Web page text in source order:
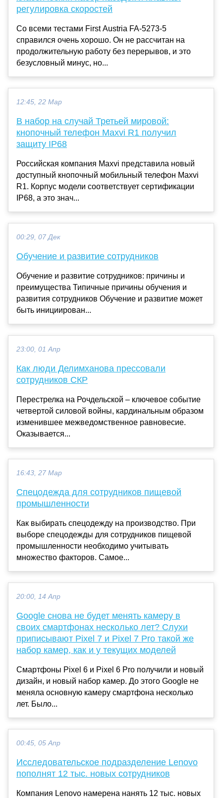
регулировка скоростей
Со всеми тестами First Austria FA-5273-5
справился очень хорошо. Он не рассчитан на
продолжительную работу без перерывов, и это
безусловный минус, но...
12:45, 22 Мар
В набор на случай Третьей мировой:
кнопочный телефон Maxvi R1 получил
защиту IP68
Российская компания Maxvi представила новый
доступный кнопочный мобильный телефон Maxvi
R1. Корпус модели соответствует сертификации
IP68, а это знач...
00:29, 07 Дек
Обучение и развитие сотрудников
Обучение и развитие сотрудников: причины и
преимущества Типичные причины обучения и
развития сотрудников Обучение и развитие может
быть инициирован...
23:00, 01 Апр
Как люди Делимханова прессовали
сотрудников СКР
Перестрелка на Рочдельской – ключевое событие
четвертой силовой войны, кардинальным образом
изменившее межведомственное равновесие.
Оказывается...
16:43, 27 Мар
Спецодежда для сотрудников пищевой
промышленности
Как выбирать спецодежду на производство. При
выборе спецодежды для сотрудников пищевой
промышленности необходимо учитывать
множество факторов. Самое...
20:00, 14 Апр
Google снова не будет менять камеру в
своих смартфонах несколько лет? Слухи
приписывают Pixel 7 и Pixel 7 Pro такой же
набор камер, как и у текущих моделей
Смартфоны Pixel 6 и Pixel 6 Pro получили и новый
дизайн, и новый набор камер. До этого Google не
меняла основную камеру смартфона несколько
лет. Было...
00:45, 05 Апр
Исследовательское подразделение Lenovo
пополнят 12 тыс. новых сотрудников
Компания Lenovo намерена нанять 12 тыс. новых